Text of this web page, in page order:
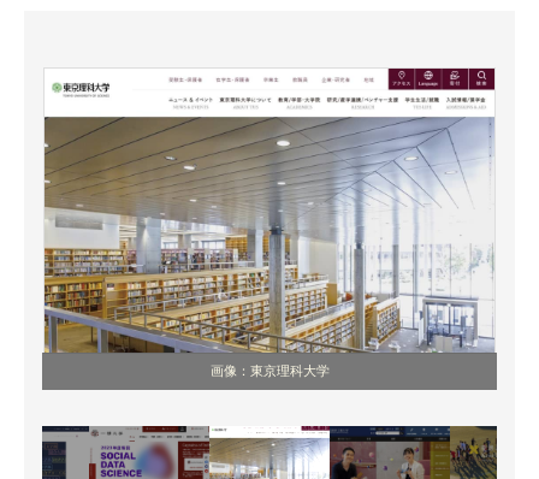
画像：東京理科大学